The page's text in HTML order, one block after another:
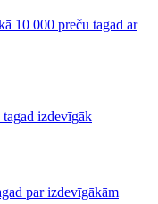
10 000 preču tagad ar
tagad izdevīgāk
par izdevīgākām